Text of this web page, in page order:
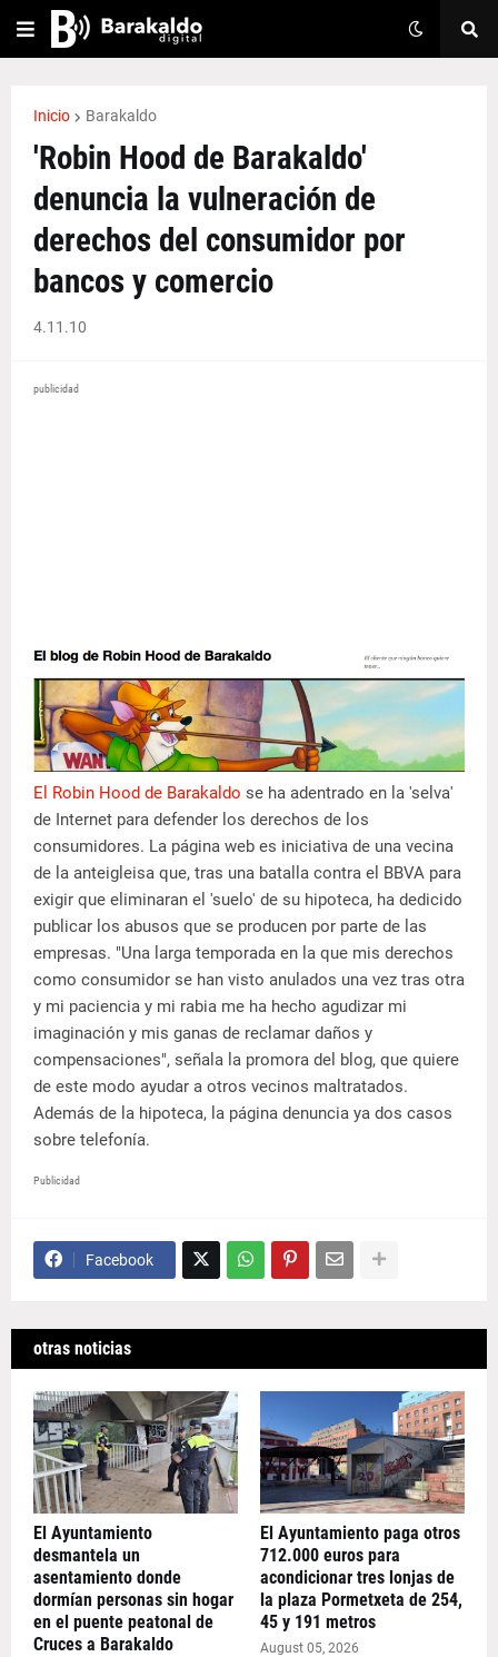
Inicio Barakaldo
'Robin Hood de Barakaldo'
denuncia la vulneración de
derechos del consumidor por
bancos y comercio
4.11.10
publicidad
El Robin Hood de Barakaldo se ha adentrado en la 'selva'
de Internet para defender los derechos de los
consumidores. La página web es iniciativa de una vecina
de la anteigleisa que, tras una batalla contra el BBVA para
exigir que eliminaran el 'suelo' de su hipoteca, ha dedicido
publicar los abusos que se producen por parte de las
empresas. "Una larga temporada en la que mis derechos
como consumidor se han visto anulados una vez tras otra
y mi paciencia y mi rabia me ha hecho agudizar mi
imaginación y mis ganas de reclamar daños y
compensaciones", señala la promora del blog, que quiere
de este modo ayudar a otros vecinos maltratados.
Además de la hipoteca, la página denuncia ya dos casos
sobre telefonía.
Publicidad
Facebook
otras noticias
El Ayuntamiento
desmantela un
asentamiento donde
dormían personas sin hogar
en el puente peatonal de
Cruces a Barakaldo
El Ayuntamiento paga otros
712.000 euros para
acondicionar tres lonjas de
la plaza Pormetxeta de 254,
45 y 191 metros
August 05, 2026